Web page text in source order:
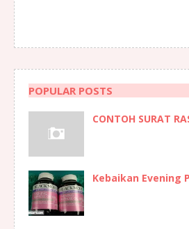
POPULAR POSTS
CONTOH SURAT
Kebaikan Evening